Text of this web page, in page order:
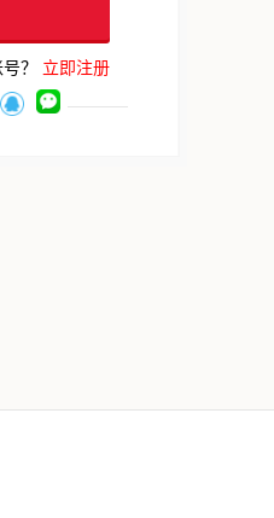
？ 立即注册